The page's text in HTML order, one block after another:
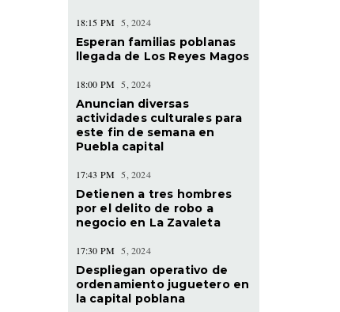
18:15 PM 5, 2024
Esperan familias poblanas
llegada de Los Reyes Magos
18:00 PM 5, 2024
Anuncian diversas
actividades culturales para
este fin de semana en
Puebla capital
17:43 PM 5, 2024
Detienen a tres hombres
por el delito de robo a
negocio en La Zavaleta
17:30 PM 5, 2024
Despliegan operativo de
ordenamiento juguetero en
la capital poblana